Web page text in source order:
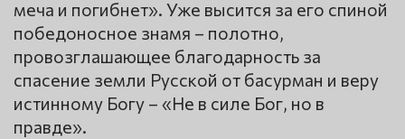
меча и погибнет». Уже высится за его спиной
победоносное знамя – полотно,
провозглашающее благодарность за
спасение земли Русской от басурман и веру
истинному Богу – «Не в силе Бог, но в
правде».